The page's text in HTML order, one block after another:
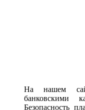
На нашем
банковскими
Безопасность